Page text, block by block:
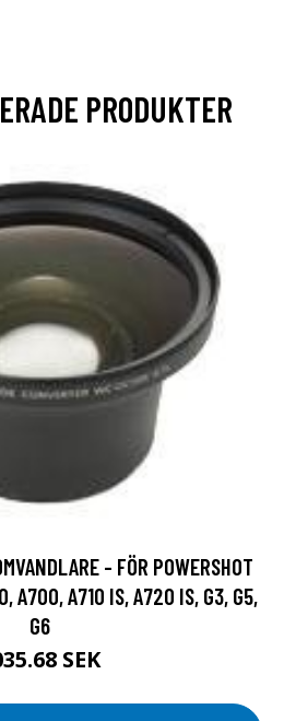
PRODUKTER
- FÖR POWERSHOT
A700, A710 IS, A720 IS, G3, G5,
G6
SEK